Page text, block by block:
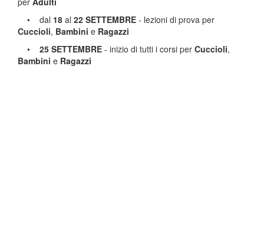
• dal 18 al 22 SETTEMBRE - lezioni di prova per
Cuccioli, Bambini e Ragazzi
• 25 SETTEMBRE - inizio di tutti i corsi per Cuccioli,
Bambini e Ragazzi